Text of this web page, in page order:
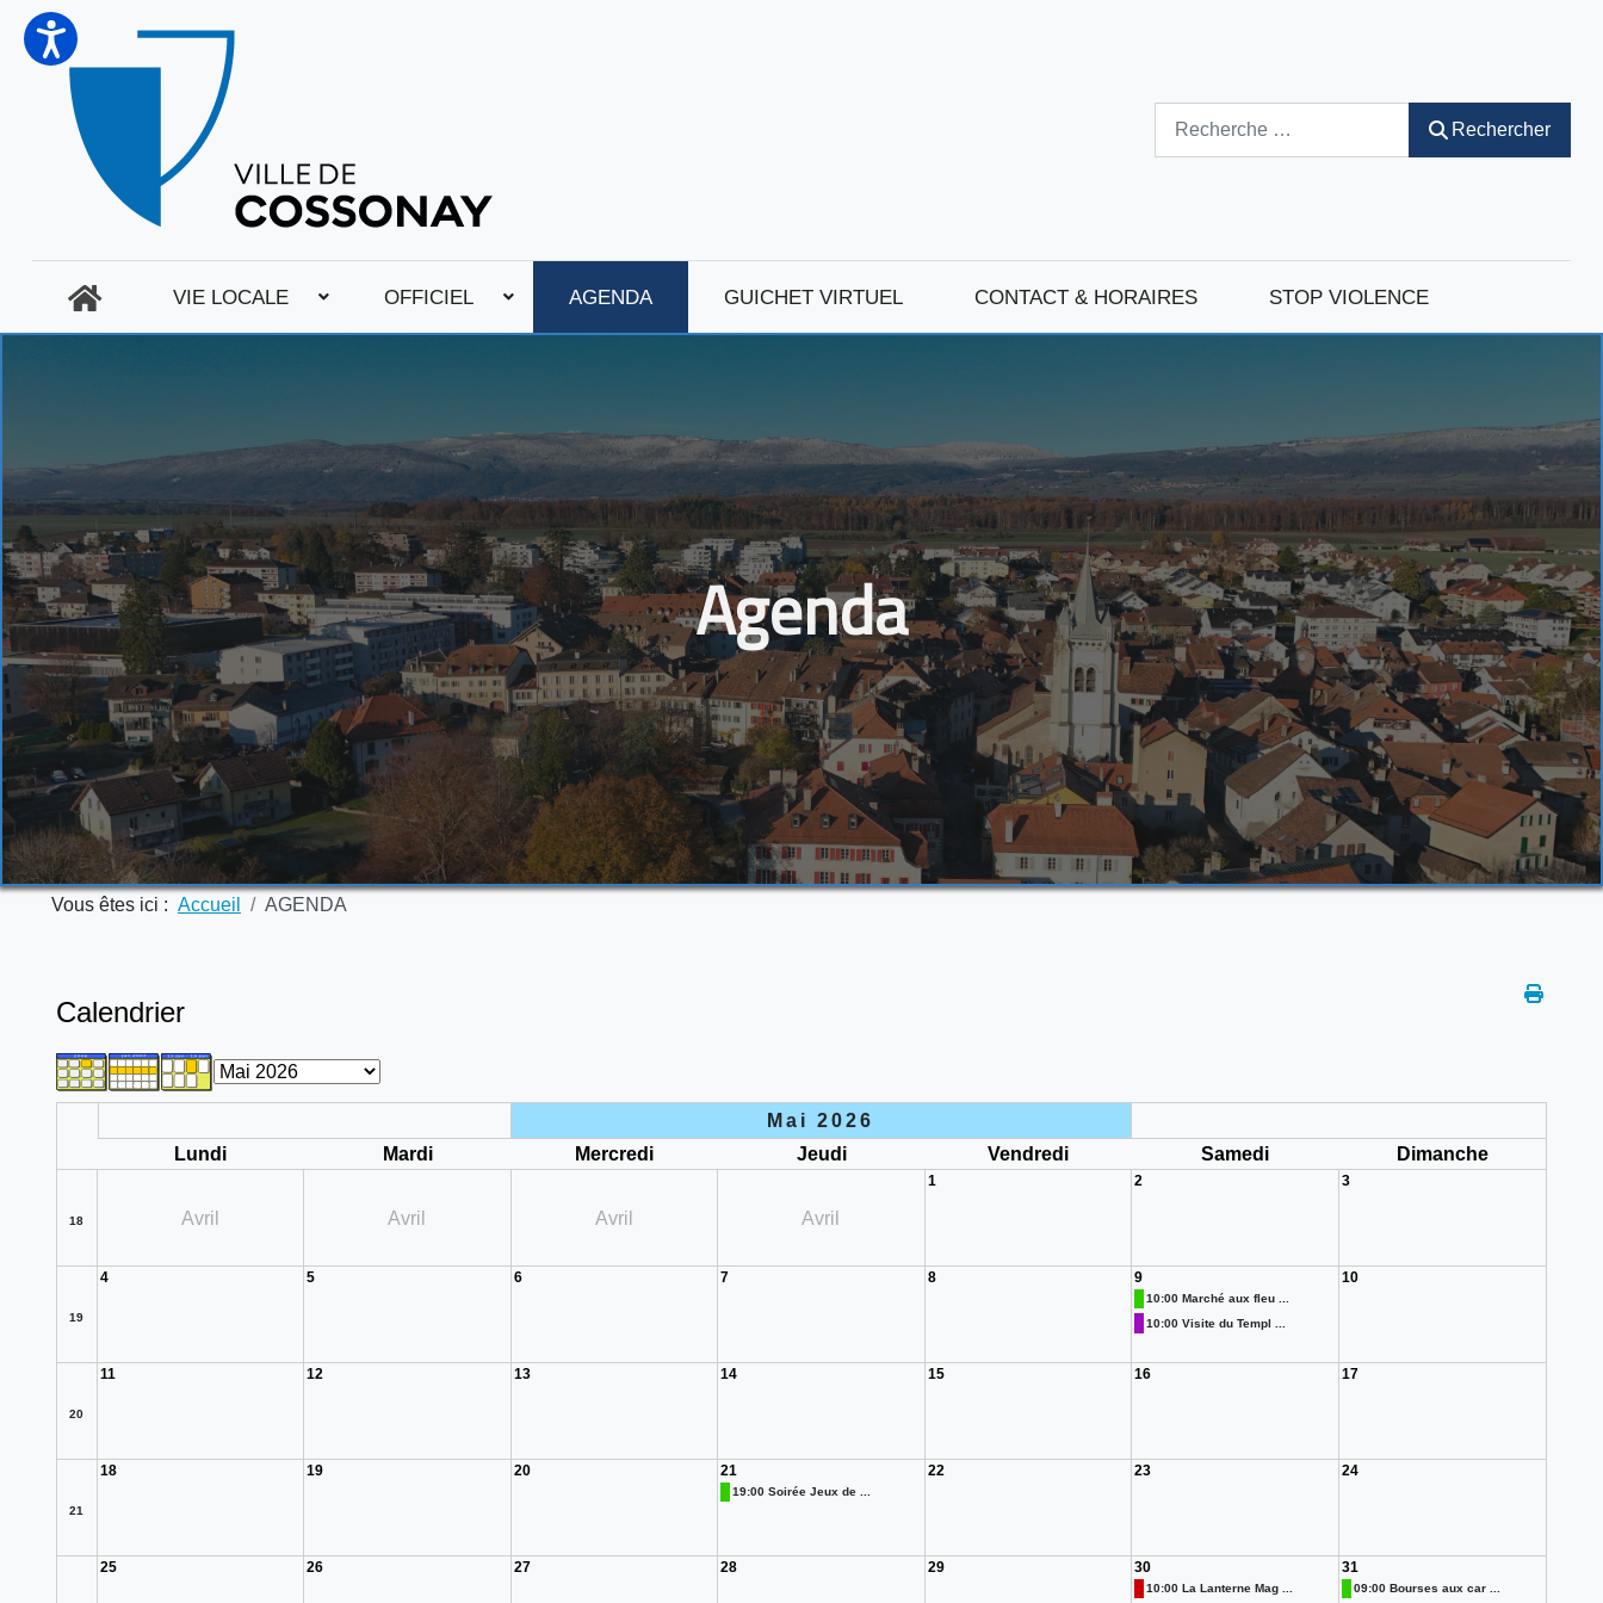
Rechercher
VIE LOCALE OFFICIEL AGENDA GUICHET VIRTUEL CONTACT & HORAIRES STOP VIOLENCE
Agenda
Vous êtes ici : Accueil AGENDA
Calendrier
Mai 2026
Lundi
Mardi Mercredi Jeudi Vendredi Samedi Dimanche
18 Avril Avril Avril Avril
1 2 3
19
4 5 6 7 8 9
10:00 Marché aux fleu ...
10:00 Visite du Templ ...
10
20
11 12 13 14 15 16 17
21
18 19 20 21
19:00 Soirée Jeux de ...
22 23 24
25 26 27 28 29 30
10:00 La Lanterne Mag ...
31
09:00 Bourses aux car ...